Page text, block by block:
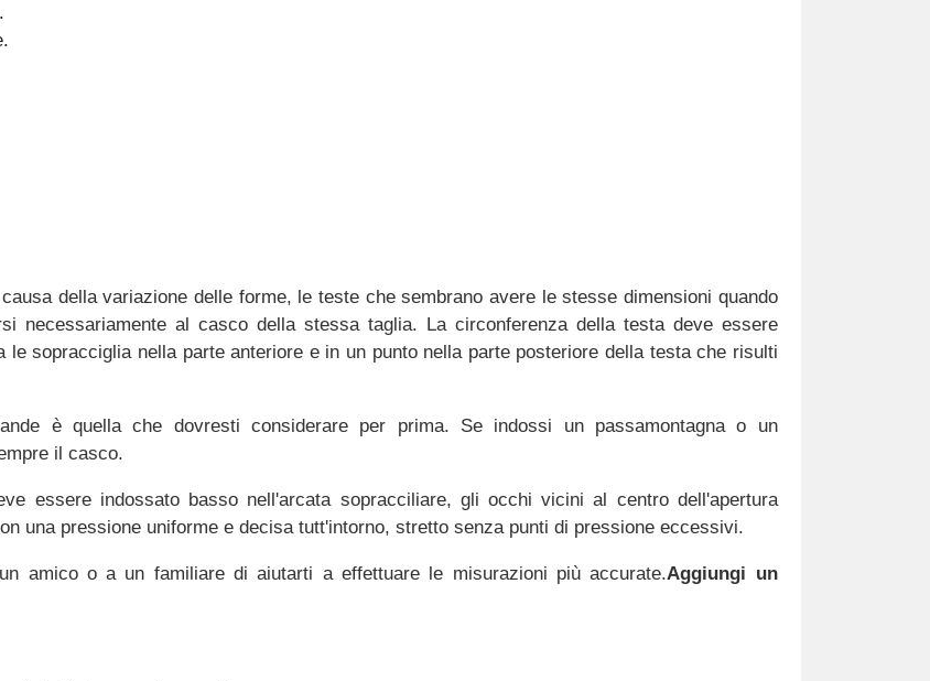
della variazione delle forme, le teste che sembrano avere le stesse dimensioni quando
necessariamente al casco della stessa taglia. La circonferenza della testa deve essere
sopracciglia nella parte anteriore e in un punto nella parte posteriore della testa che risulti
è quella che dovresti considerare per prima. Se indossi un passamontagna o un
il casco.
essere indossato basso nell'arcata sopracciliare, gli occhi vicini al centro dell'apertura
una pressione uniforme e decisa tutt'intorno, stretto senza punti di pressione eccessivi.
amico o a un familiare di aiutarti a effettuare le misurazioni più accurate.Aggiungi un